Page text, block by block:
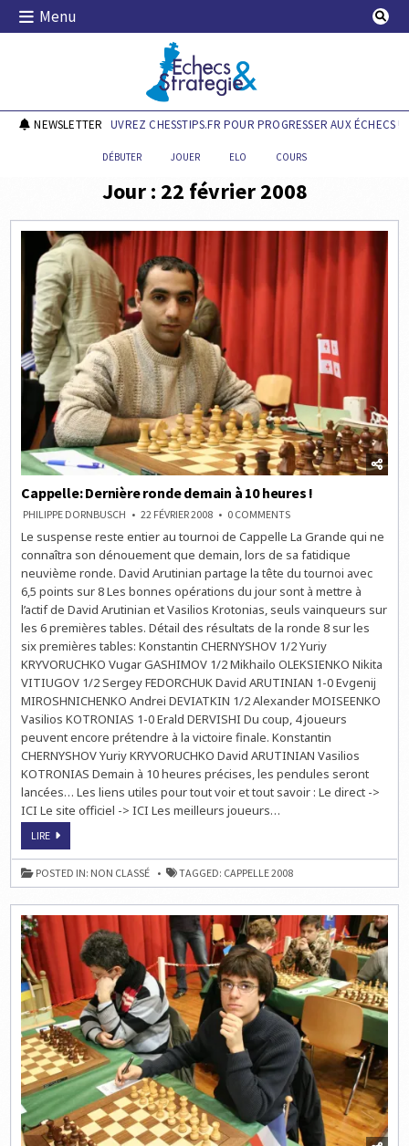
Skip
Menu
Echecs & Stratégie
NEWSLETTERDÉCOUVREZ CHESSTIPS.FR POUR PROGRESSER AUX ÉCHECS !
DÉBUTER JOUER ELO COURS
Jour : 22 février 2008
Cappelle: Dernière ronde demain à 10 heures !
PHILIPPE DORNBUSCH 22 FÉVRIER 2008 0 COMMENTSON
DERNIÈRE
RONDE
DEMAIN
À
10
HEURES
!
Le suspense reste entier au tournoi de Cappelle La Grande qui ne
connaîtra son dénouement que demain, lors de sa fatidique
neuvième ronde. David Arutinian partage la tête du tournoi avec
6,5 points sur 8 Les bonnes opérations du jour sont à mettre à
l’actif de David Arutinian et Vasilios Krotonias, seuls vainqueurs sur
les 6 premières tables. Détail des résultats de la ronde 8 sur les
six premières tables: Konstantin CHERNYSHOV 1/2 Yuriy
KRYVORUCHKO Vugar GASHIMOV 1/2 Mikhailo OLEKSIENKO Nikita
VITIUGOV 1/2 Sergey FEDORCHUK David ARUTINIAN 1-0 Evgenij
MIROSHNICHENKO Andrei DEVIATKIN 1/2 Alexander MOISEENKO
Vasilios KOTRONIAS 1-0 Erald DERVISHI Du coup, 4 joueurs
peuvent encore prétendre à la victoire finale. Konstantin
CHERNYSHOV Yuriy KRYVORUCHKO David ARUTINIAN Vasilios
KOTRONIAS Demain à 10 heures précises, les pendules seront
lancées… Les liens utiles pour tout voir et tout savoir : Le direct ->
ICI Le site officiel -> ICI Les meilleurs joueurs…
LIRECAPPELLE:
RONDE
DEMAIN
À
10
POSTED IN: NON CLASSÉ TAGGED: CAPPELLE 2008